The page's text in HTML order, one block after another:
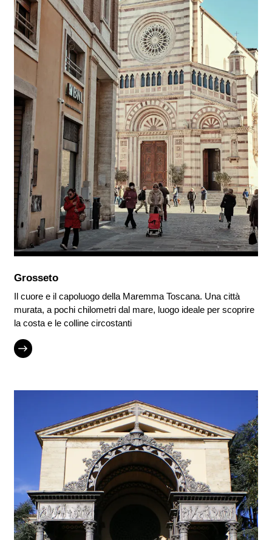
Grosseto
Il cuore e il capoluogo della Maremma Toscana. Una città
murata, a pochi chilometri dal mare, luogo ideale per scoprire
la costa e le colline circostanti
Le Gallerie
degli Uffizi